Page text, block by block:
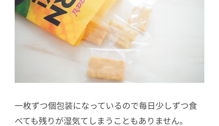
一枚ずつ個包装になっているので毎日少しずつ食
べても残りが湿気てしまうこともありません。